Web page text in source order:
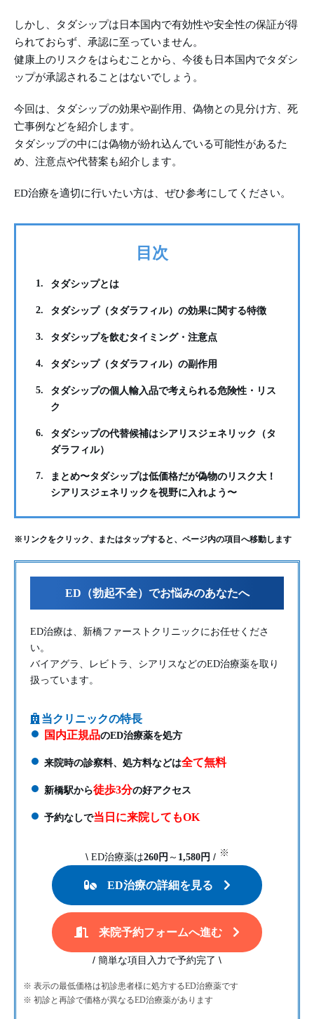
しかし、タダシップは日本国内で有効性や安全性の保証が得
られておらず、承認に至っていません。
健康上のリスクをはらむことから、今後も日本国内でタダシ
ップが承認されることはないでしょう。
今回は、タダシップの効果や副作用、偽物との見分け方、死
亡事例などを紹介します。
タダシップの中には偽物が紛れ込んでいる可能性があるた
め、注意点や代替案も紹介します。
ED治療を適切に行いたい方は、ぜひ参考にしてください。
目次
1. タダシップとは
2. タダシップ（タダラフィル）の効果に関する特徴
3. タダシップを飲むタイミング・注意点
4. タダシップ（タダラフィル）の副作用
5.
タダシップの個人輸入品で考えられる危険性・リス
ク
6.
タダシップの代替候補はシアリスジェネリック（タ
ダラフィル）
7.
まとめ〜タダシップは低価格だが偽物のリスク大！
シアリスジェネリックを視野に入れよう〜
※リンクをクリック、またはタップすると、ページ内の項目へ移動します
ED（勃起不全）でお悩みのあなたへ
ED治療は、新橋ファーストクリニックにお任せくださ
い。
バイアグラ、レビトラ、シアリスなどのED治療薬を取り
扱っています。
当クリニックの特長
国内正規品のED治療薬を処方
来院時の診察料、処方料などは全て無料
新橋駅から徒歩3分の好アクセス
予約なしで当日に来院してもOK
\ED治療薬は260円 ～ 1,580円 / ※
ED治療の詳細を見る
来院予約フォームへ進む
/ 簡単な項目入力で予約完了 \
※ 表示の最低価格は初診患者様に処方するED治療薬です
※ 初診と再診で価格が異なるED治療薬があります